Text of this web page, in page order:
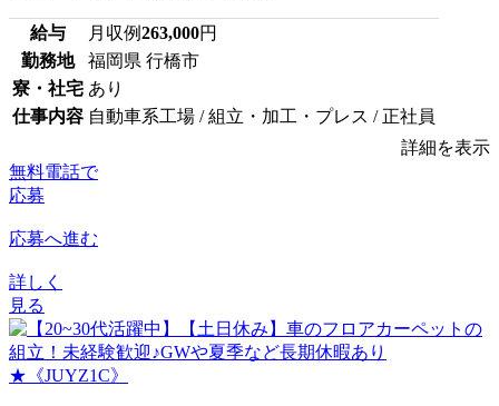
給与 月収例263,000円
勤務地
福岡県 行橋市
寮・社宅 あり
仕事内容 自動車系工場 / 組立・加工・プレス / 正社員
詳細を表示
無料電話で
応募
応募へ進む
詳しく
見る